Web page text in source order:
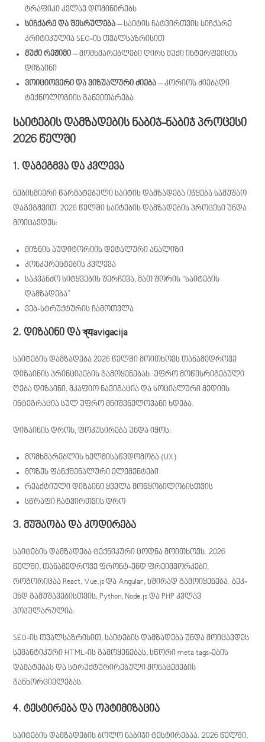
ტრაფიკი კვლავ დომინირებს
სიჩქარე და შესრულება – საიტის ჩატვირთვის სიჩქარე
კრიტიკულია SEO-ის თვალსაზრისით
მუქი რეჟიმი – მომხმარებლები ღირს მუქი ინტერფეისის
დიზაინი
ვოიციოვერი და ვიზუალური ძიება – კორიოს ძიებადი
ტექნოლოგიის განვითარება
საიტების დამზადების ნაბიჯ-ნაბიჯ პროცესი
2026 წელში
1. დაგეგმვა და კვლევა
ნებისმიერი წარმატებული საიტის დამზადება იწყება სამუშაო
დაგეგმვით. 2026 წელში საიტების დამზადების პროცესი უნდა
მოიცავდეს:
მიზნის აუდიტორიის დეტალური ანალიზი
კონკურენტების კვლევა
საკვანძო სიტყვების შერჩევა, მათ შორის “საიტების
დამზადება”
ვებ-სტრუქტურის ჩამოთვლა
2. დიზაინი და ব্यavigacija
საიტების დამზადება 2026 წელში მოითხოვს თანამედროვე
დიზაინის პრინციპების გამოყენებას. უფრო მოწესრიგებული
ღება დიზაინი, მკაფიო ნავიგაცია და სოციალური მედიის
ინტეგრაცია სულ უფრო მნიშვნელოვანი ხდება.
დიზაინის დროს, ფოკუსირება უნდა იყოს:
მომხმარებლის ხელმისაწვდომობა (UX)
მოზეს ფანქშენალური ელემენტები
რეაქტიული დიზაინი ყველა მოწყობილობისთვის
სწრაფი ჩატვირთვის დრო
3. მუშაობა და კოდირება
საიტების დამზადება ტექნიკური ცოდნა მოითხოვს. 2026
წელში, თანამედროვე ფრონტ-ენდ ფრეიმვორკები,
როგორიცაა React, Vue.js და Angular, ხშირად გამოიყენება. ბეკ-
ენდ გამუშავებისთვის, Python, Node.js და PHP კვლავ
პოპულარულია.
SEO-ის თვალსაზრისით, საიტების დამზადება უნდა მოიცავდეს
სემანტიკური HTML-ის გამოყენებას, სწორი meta tags-ების
დამატებას და სტრუქტურირებული მონაცემების
განხორციელებას.
4. ტესტირება და ოპტიმიზაცია
საიტების დამზადების ბოლო ნაბიჯი ტესტირებაა. 2026 წელში,